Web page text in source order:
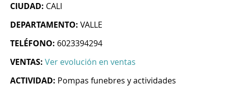
CIUDAD: CALI
DEPARTAMENTO: VALLE
TELÉFONO: 6023394294
VENTAS: Ver evolución en ventas
ACTIVIDAD: Pompas funebres y actividades